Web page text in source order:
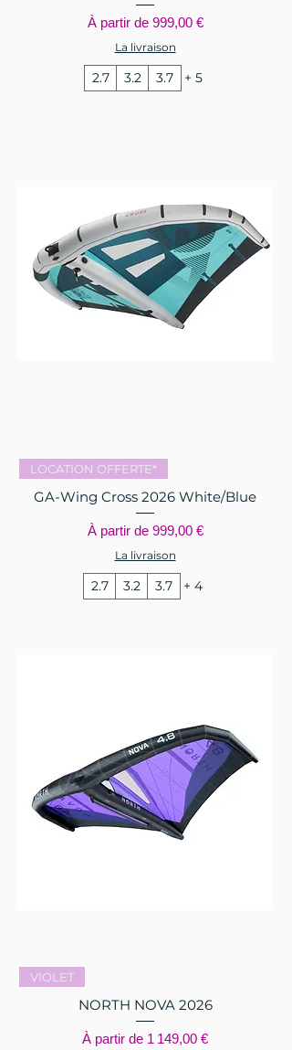
À partir de 999,00 €
Prix promotionnel
La livraison
2.7 3.2 3.7 + 5
LOCATION OFFERTE*
GA-Wing Cross 2026 White/Blue
À partir de 999,00 €
Prix promotionnel
La livraison
2.7 3.2 3.7 + 4
VIOLET
NORTH NOVA 2026
À partir de 1 149,00 €
Prix promotionnel